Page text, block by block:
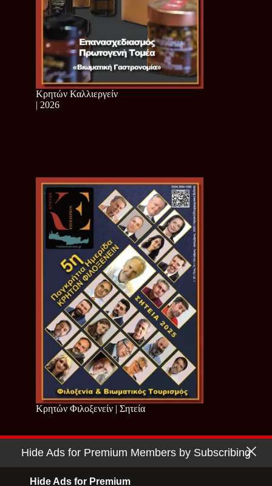
Κρητών Καλλιεργείν
| 2026
Κρητών Φιλοξενείν | Σητεία
Copyright © 2026 - Cretan Business | Κρητών Επιχειρείν
Hide Ads for Premium Members by Subscribing
Hide Ads for Premium